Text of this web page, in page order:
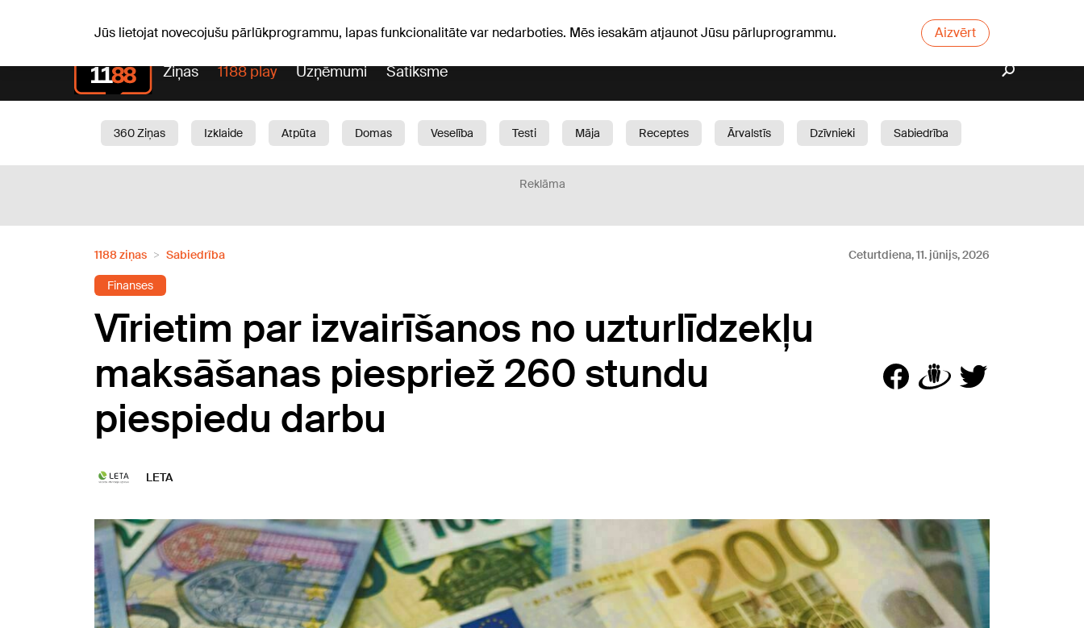
Jūs lietojat novecojušu pārlūkprogrammu, lapas funkcionalitāte var nedarboties. Mēs iesakām atjaunot Jūsu pārluprogrammu. Aizvērt
Ziņas 1188 play Uzņēmumi Satiksme
360 Ziņas Izklaide Atpūta Domas Veselība Testi Māja Receptes Ārvalstīs Dzīvnieki
Sabiedrība
Reklāma
1188 ziņas Sabiedrība Ceturtdiena, 11. jūnijs, 2026
Finanses
Vīrietim par izvairīšanos no uzturlīdzekļu
maksāšanas piespriež 260 stundu
piespiedu darbu
LETA